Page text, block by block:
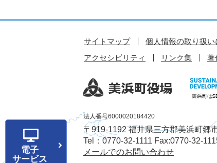
サイトマップ 個人情報の取り扱い
アクセシビリティ
リンク集 著
法人番号6000020184420
〒919-1192 福井県三方郡美浜町郷
Tel：0770-32-1111 Fax:0770-32-
メールでのお問い合わせ
電子
サービス